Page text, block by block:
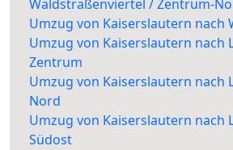
Waldstraßenviertel / Zentrum-
Umzug von Kaiserslautern nach
Umzug von Kaiserslautern nach
Zentrum
Umzug von Kaiserslautern nach
Nord
Umzug von Kaiserslautern nach
Südost